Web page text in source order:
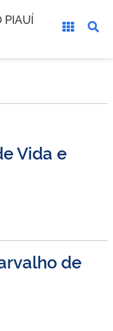
PIAUÍ
Vida e
de